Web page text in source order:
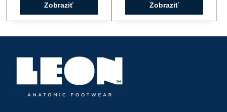
Zobraziť Zobraziť